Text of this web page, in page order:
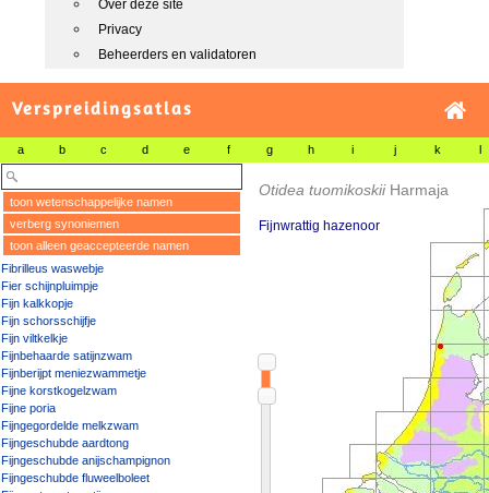
Over deze site
Privacy
Beheerders en validatoren
Verspreidingsatlas
a b c d e f g h i j k l
toon wetenschappelijke namen
verberg synoniemen
toon alleen geaccepteerde namen
Fibrilleus waswebje
Fier schijnpluimpje
Fijn kalkkopje
Fijn schorsschijfje
Fijn viltkelkje
Fijnbehaarde satijnzwam
Fijnberijpt meniezwammetje
Fijne korstkogelzwam
Fijne poria
Fijngegordelde melkzwam
Fijngeschubde aardtong
Fijngeschubde anijschampignon
Fijngeschubde fluweelboleet
Otidea tuomikoskii Harmaja
Fijnwrattig hazenoor